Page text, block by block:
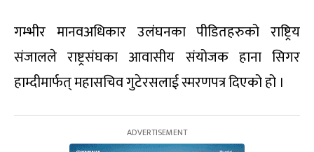
गम्भीर मानवअधिकार उलंघनका पीडितहरुको राष्ट्रिय
संजालले राष्ट्रसंघका आवासीय संयोजक हाना सिगर
हाम्दीमार्फत् महासचिव गुटेरसलाई स्मरणपत्र दिएको हो ।